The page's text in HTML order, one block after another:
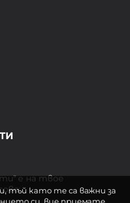
е на твое
тъй като те са важни за